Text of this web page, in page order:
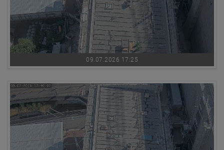
09.07.2026 17:25